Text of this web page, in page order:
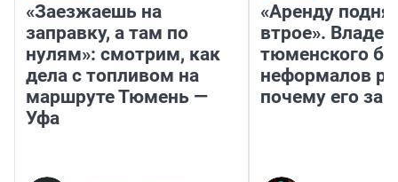
«Заезжаешь на
заправку, а там по
нулям»: смотрим, как
дела с топливом на
маршруте Тюмень —
Уфа
«Аренду
втрое».
тюменского
неформалов
почему его